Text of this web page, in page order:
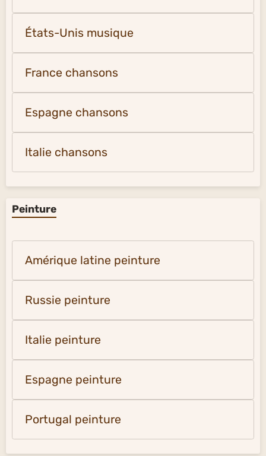
États-Unis musique
France chansons
Espagne chansons
Italie chansons
Peinture
Amérique latine peinture
Russie peinture
Italie peinture
Espagne peinture
Portugal peinture